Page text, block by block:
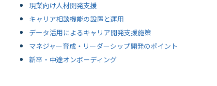
現業向け人材開発支援
キャリア相談機能の設置と運用
データ活用によるキャリア開発支援施策
マネジャー育成・リーダーシップ開発のポイント
新卒・中途オンボーディング